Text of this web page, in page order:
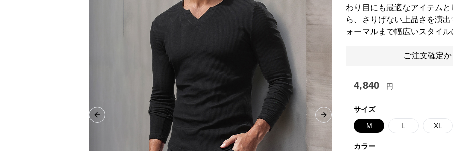
Previous slide Next slide
わり目にも最適なアイテム
ら、さりげない上品さを演
ォーマルまで幅広いスタイル
ご注文確定
4,840 円
サイズ
M L XL
カラー